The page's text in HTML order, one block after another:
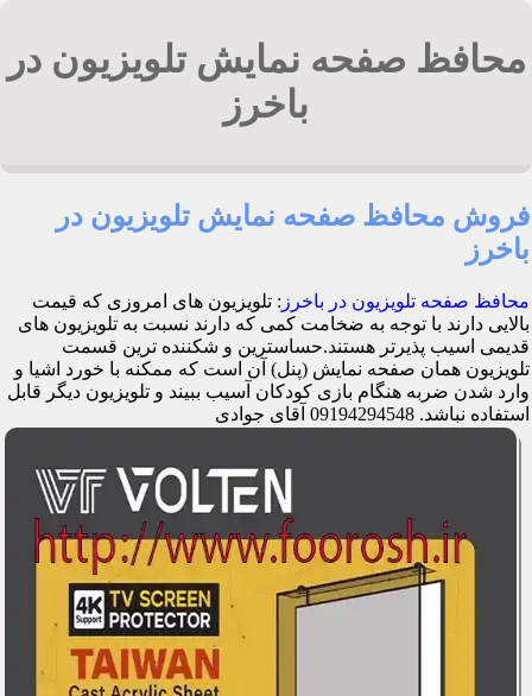
محافظ صفحه نمایش تلویزیون در
باخرز
فروش محافظ صفحه نمایش تلویزیون در
باخرز
محافظ صفحه تلویزیون در باخرز : تلویزیون های امروزی که قیمت
بالایی دارند با توجه به ضخامت کمی که دارند نسبت به تلویزیون های
قدیمی اسیب پذیرتر هستند.حساسترین و شکننده ترین قسمت
تلویزیون همان صفحه نمایش (پنل) آن است که ممکنه با خورد اشیا و
وارد شدن ضربه هنگام بازی کودکان آسیب ببیند و تلویزیون دیگر قابل
استفاده نباشد. 09194294548 آقای جوادی